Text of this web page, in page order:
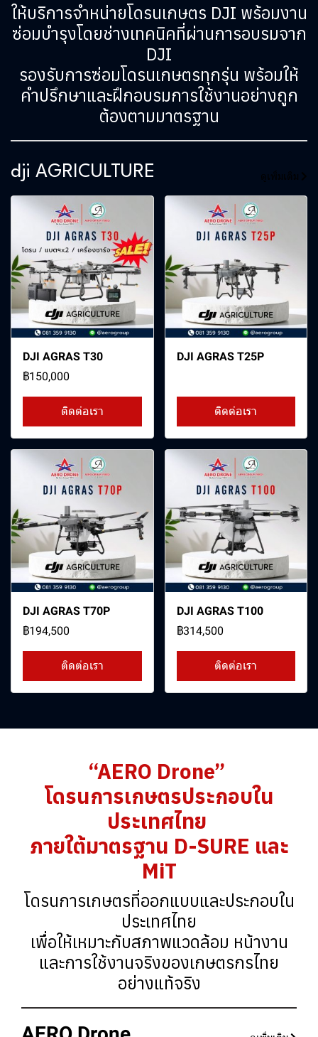
ให้บริการจำหน่ายโดรนเกษตร DJI พร้อมงาน
ซ่อมบำรุงโดยช่างเทคนิคที่ผ่านการอบรมจาก
DJI
รองรับการซ่อมโดรนเกษตรทุกรุ่น พร้อมให้
คำปรึกษาและฝึกอบรมการใช้งานอย่างถูก
ต้องตามมาตรฐาน
dji AGRICULTURE ดูเพิ่มเติม
DJI AGRAS T30
฿150,000
ติดต่อเรา
DJI AGRAS T25P
ติดต่อเรา
DJI AGRAS T70P
฿194,500
ติดต่อเรา
DJI AGRAS T100
฿314,500
ติดต่อเรา
“AERO Drone”
โดรนการเกษตรประกอบใน
ประเทศไทย
ภายใต้มาตรฐาน D-SURE และ
MiT
โดรนการเกษตรที่ออกแบบและประกอบใน
ประเทศไทย
เพื่อให้เหมาะกับสภาพแวดล้อม หน้างาน
และการใช้งานจริงของเกษตรกรไทย
อย่างแท้จริง